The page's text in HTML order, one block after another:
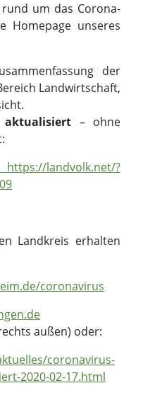
um das Corona-
Homepage unseres
der
Landwirtschaft,
aktualisiert – ohne
?
Landkreis erhalten
coronavirus
außen) oder:
coronavirus-
2020-02-17.html